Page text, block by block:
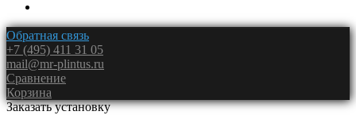
Обратная связь
+7 (495) 411 31 05
mail@mr-plintus.ru
Сравнение
Корзина
Заказать установку